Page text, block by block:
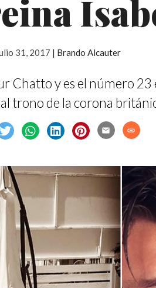
31, 2017 | Brando Alcauter
Chatto y es el número 23
trono de la corona
email link